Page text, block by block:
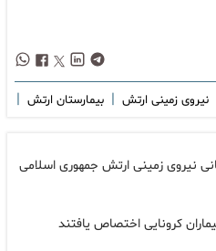
نیروی زمینی ارتش | بیمارستان ارتش |
سازمانی نیروی زمینی ارتش جمهوری اسلامی
کرونایی اختصاص یافتند